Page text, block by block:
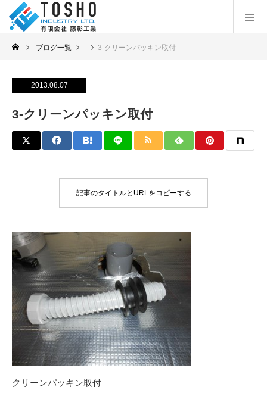
ブログ一覧 3-クリーンパッキン取付
2013.08.07
3-クリーンパッキン取付
記事のタイトルとURLをコピーする
クリーンパッキン取付